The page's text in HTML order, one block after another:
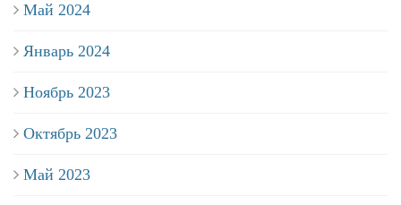
Май 2024
Январь 2024
Ноябрь 2023
Октябрь 2023
Май 2023